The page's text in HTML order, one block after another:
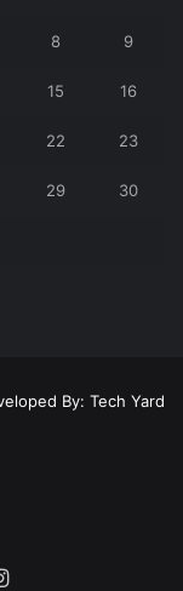
8 9
15 16
22 23
29 30
By: Tech Yard
Instagram